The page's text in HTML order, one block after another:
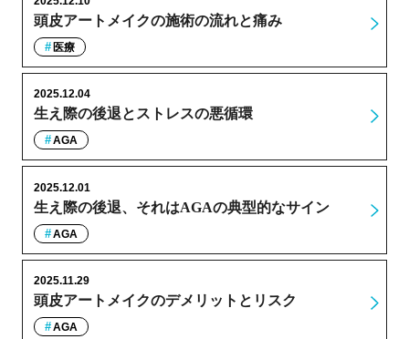
頭皮アートメイクの施術の流れと痛み
医療
生え際の後退とストレスの悪循環
2025.12.04
AGA
生え際の後退、それはAGAの典型的なサイン
2025.12.01
AGA
頭皮アートメイクのデメリットとリスク
2025.11.29
AGA